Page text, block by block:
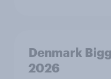
Denmark
2026